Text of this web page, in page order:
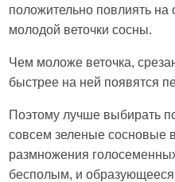
положительно повлиять на
молодой веточки сосны.
Чем моложе веточка,
быстрее на ней появятся
Поэтому лучше выбирать
совсем зеленые сосновые
размножения
бесполым, и образующееся